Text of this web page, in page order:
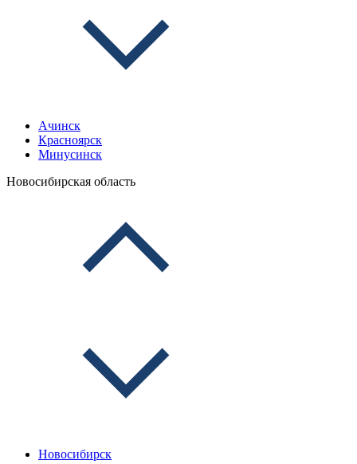
Ачинск
Красноярск
Минусинск
Новосибирская область
Новосибирск